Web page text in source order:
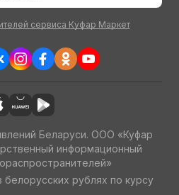
сервиса Куфар Маркет
Беларуси. ООО «Куфар
информационный
рублях по курсу